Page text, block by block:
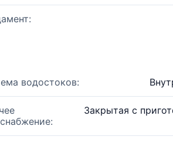
водостоков:
Закрытая с